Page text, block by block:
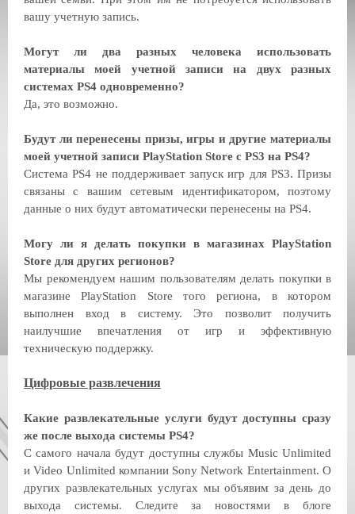
вашу учетную запись.
Могут ли два разных человека использовать
материалы моей учетной записи на двух разных
системах PS4 одновременно?
Да, это возможно.
Будут ли перенесены призы, игры и другие материалы
моей учетной записи PlayStation Store с PS3 на PS4?
Система PS4 не поддерживает запуск игр для PS3. Призы
связаны с вашим сетевым идентификатором, поэтому
данные о них будут автоматически перенесены на PS4.
Могу ли я делать покупки в магазинах PlayStation
Store для других регионов?
Мы рекомендуем нашим пользователям делать покупки в
магазине PlayStation Store того региона, в котором
выполнен вход в систему. Это позволит получить
наилучшие впечатления от игр и эффективную
техническую поддержку.
Цифровые развлечения
Какие развлекательные услуги будут доступны сразу
же после выхода системы PS4?
С самого начала будут доступны службы Music Unlimited
и Video Unlimited компании Sony Network Entertainment. О
других развлекательных услугах мы объявим за день до
выхода системы. Следите за новостями в блоге